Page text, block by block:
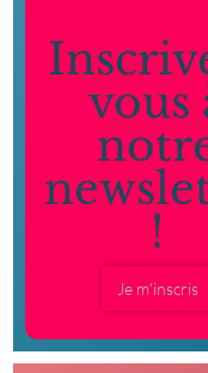
vous
!
Je m'inscris